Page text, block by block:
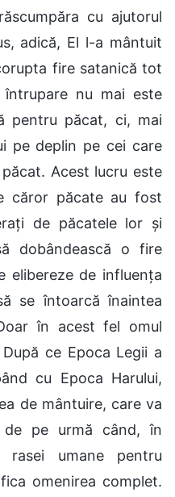
cu ajutorul
adică, El l-a mântuit
fire satanică tot
nu mai este
pentru păcat, ci, mai
pe deplin pe cei care
Acest lucru este
căror păcate au fost
de păcatele lor și
dobândească o fire
elibereze de influența
se întoarcă înaintea
în acest fel omul
ce Epoca Legii a
cu Epoca Harului,
de mântuire, care va
pe urmă când, în
rasei umane pentru
omenirea complet.